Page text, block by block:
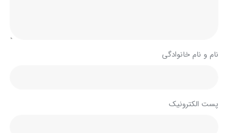
نام و نام خانوادگی
پست الکترونیک